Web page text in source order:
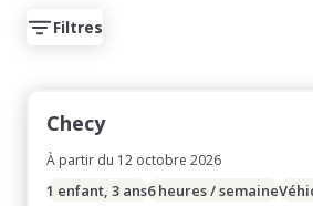
Filtres
Checy
À partir du 12 octobre 2026
1 enfant, 3 ans6 heures / semaine